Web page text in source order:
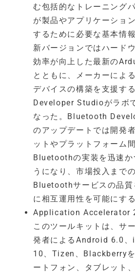
む包括的なトレーニング
が製品やアプリケーショ
するために必要な基本情
新バージョンではハード
効率が向上した最新の
とともに、メーカーによ
デバイスの構築を支援す
Developer Studioがラボ
なった。Bluetooth
のアップデートでは開発
ットやプラットフォーム
Bluetoothの実装を迅速か
うになり、市場投入まで
Bluetoothサービスの品質
に相互運用性を可能にする
Application Accelerator
このツールキットは、サ
発者によるAndroid 6.0
10、Tizen、Blackberry
ートフォン、タブレット